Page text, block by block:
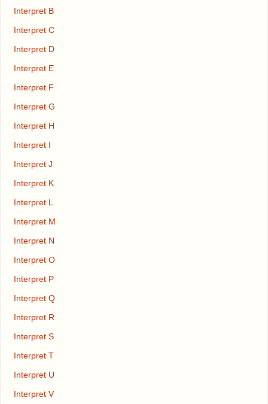
Interpret B
Interpret C
Interpret D
Interpret E
Interpret F
Interpret G
Interpret H
Interpret I
Interpret J
Interpret K
Interpret L
Interpret M
Interpret N
Interpret O
Interpret P
Interpret Q
Interpret R
Interpret S
Interpret T
Interpret U
Interpret V